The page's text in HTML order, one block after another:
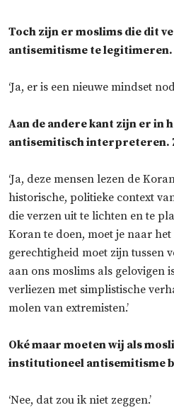
Toch zijn er moslims die dit
antisemitisme te legitimeren.
‘Ja, er is een nieuwe mindset
Aan de andere kant zijn er in
antisemitisch interpreteren.
‘Ja, deze mensen lezen de
historische, politieke context
die verzen uit te lichten en te
Koran te doen, moet je naar
gerechtigheid moet zijn tussen
aan ons moslims als gelovigen
verliezen met simplistische
molen van extremisten.’
Oké maar moeten wij als
institutioneel antisemitisme
‘Nee, dat zou ik niet zeggen.’